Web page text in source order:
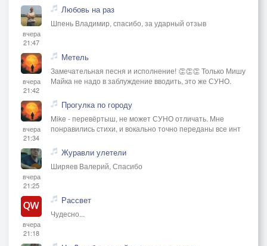
вчера
21:47
Любовь на раз
Шпень Владимир, спасибо, за ударный отзыв
вчера
21:42
Метель
Замечательная песня и исполнение! 👏👏👏 Только Мишу
Майка не надо в заблуждение вводить, это же СУНО.
вчера
21:34
Прогулка по городу
Mike - перевёртыш, не может СУНО отличать. Мне
понравились стихи, и вокально точно переданы все инт
вчера
21:25
Журавли улетели
Ширяев Валерий, Спасибо
вчера
21:18
Рассвет
Чудесно...